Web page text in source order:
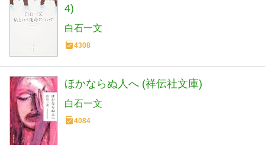
4)
白石一文
4308
ほかならぬ人へ (祥伝社文庫)
白石一文
4084